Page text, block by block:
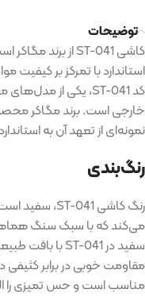
توضیحات
کاشی
از برند مگاکر
استاندارد با تمرکز بر کیفیت
کد
، یکی از مدل‌های
خارجی است.برند مگاکر
نمونه‌ای از تعهد آن به
رنگ‌بندی
رنگ کاشی ، سفید
می‌کند که با سبک سنگ
سفید در
با بافت
مقاومت خوبی در برابر کثیفی
مناسب است و حس تمیزی را